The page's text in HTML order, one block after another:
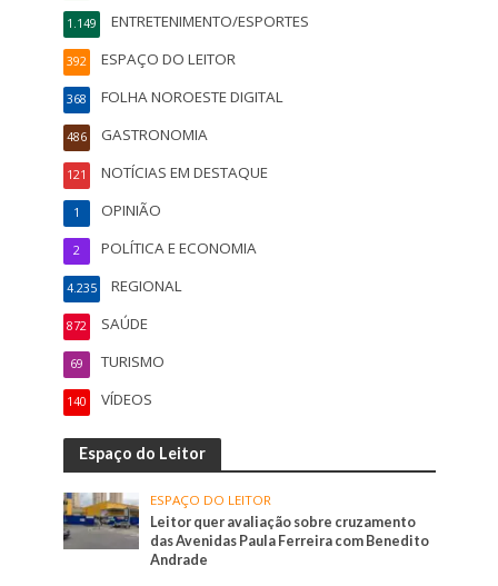
ENTRETENIMENTO/ESPORTES
1.149
ESPAÇO DO LEITOR
392
FOLHA NOROESTE DIGITAL
368
GASTRONOMIA
486
NOTÍCIAS EM DESTAQUE
121
OPINIÃO
1
POLÍTICA E ECONOMIA
2
REGIONAL
4.235
SAÚDE
872
TURISMO
69
VÍDEOS
140
Espaço do Leitor
ESPAÇO DO LEITOR
Leitor quer avaliação sobre cruzamento
das Avenidas Paula Ferreira com Benedito
Andrade